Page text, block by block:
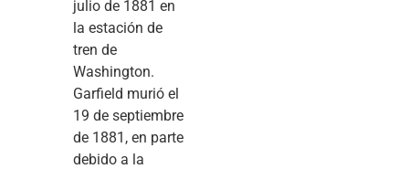
julio de 1881 en
la estación de
tren de
Washington.
Garfield murió el
19 de septiembre
de 1881, en parte
debido a la